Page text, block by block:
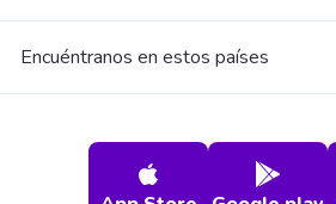
Encuéntranos en estos países